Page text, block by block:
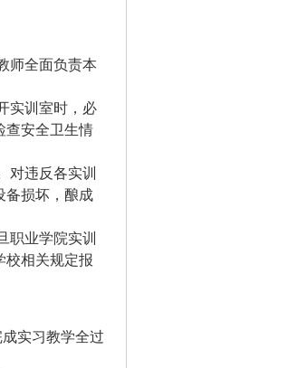
师全面负责本
实训室时，必
查安全卫生情
对违反各实训
备损坏，酿成
职业学院实训
校相关规定报
实习教学全过